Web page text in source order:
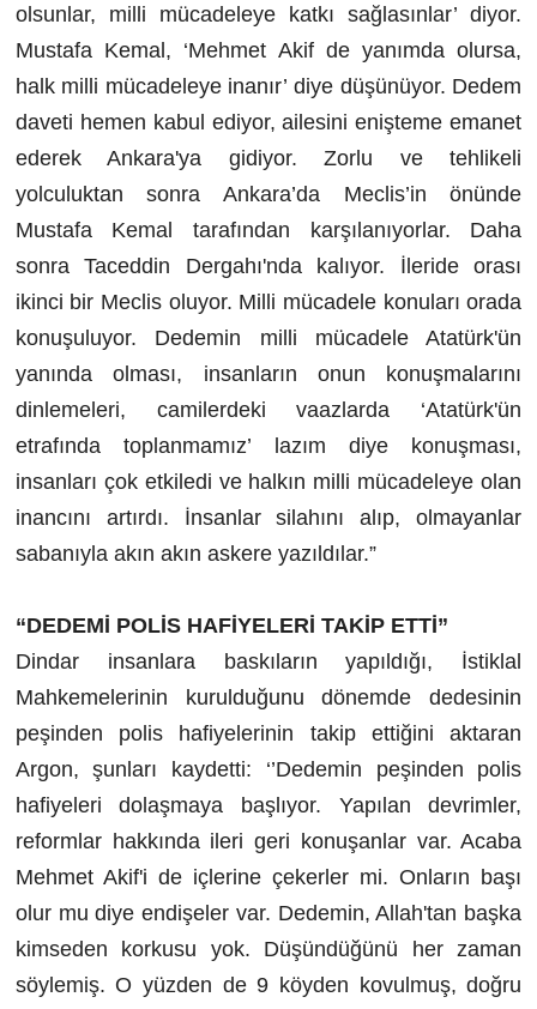
olsunlar, milli mücadeleye katkı sağlasınlar’ diyor.
Mustafa Kemal, ‘Mehmet Akif de yanımda olursa,
halk milli mücadeleye inanır’ diye düşünüyor. Dedem
daveti hemen kabul ediyor, ailesini enişteme emanet
ederek Ankara'ya gidiyor. Zorlu ve tehlikeli
yolculuktan sonra Ankara’da Meclis’in önünde
Mustafa Kemal tarafından karşılanıyorlar. Daha
sonra Taceddin Dergahı'nda kalıyor. İleride orası
ikinci bir Meclis oluyor. Milli mücadele konuları orada
konuşuluyor. Dedemin milli mücadele Atatürk'ün
yanında olması, insanların onun konuşmalarını
dinlemeleri, camilerdeki vaazlarda ‘Atatürk'ün
etrafında toplanmamız’ lazım diye konuşması,
insanları çok etkiledi ve halkın milli mücadeleye olan
inancını artırdı. İnsanlar silahını alıp, olmayanlar
sabanıyla akın akın askere yazıldılar.”
“DEDEMİ POLİS HAFİYELERİ TAKİP ETTİ”
Dindar insanlara baskıların yapıldığı, İstiklal
Mahkemelerinin kurulduğunu dönemde dedesinin
peşinden polis hafiyelerinin takip ettiğini aktaran
Argon, şunları kaydetti: ‘’Dedemin peşinden polis
hafiyeleri dolaşmaya başlıyor. Yapılan devrimler,
reformlar hakkında ileri geri konuşanlar var. Acaba
Mehmet Akif'i de içlerine çekerler mi. Onların başı
olur mu diye endişeler var. Dedemin, Allah'tan başka
kimseden korkusu yok. Düşündüğünü her zaman
söylemiş. O yüzden de 9 köyden kovulmuş, doğru